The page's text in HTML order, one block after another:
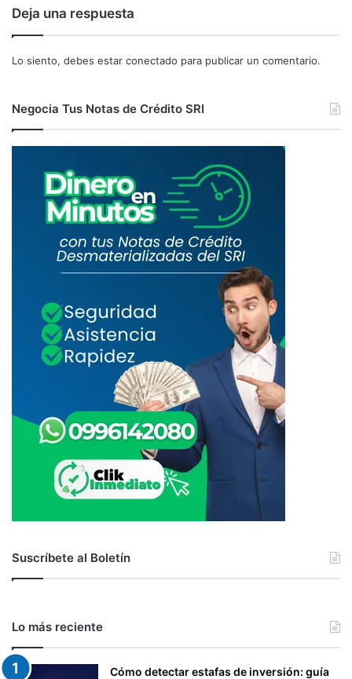
Deja una respuesta
Lo siento, debes estar conectado para publicar un comentario.
Negocia Tus Notas de Crédito SRI
Suscríbete al Boletín
Lo más reciente
Cómo detectar estafas de inversión: guía